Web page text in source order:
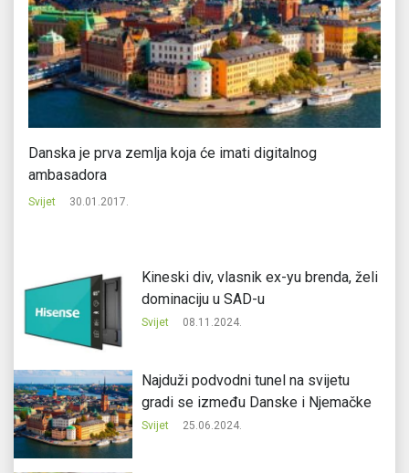
Danska je prva zemlja koja će imati digitalnog
ambasadora
Svijet 30.01.2017.
Kineski div, vlasnik ex-yu brenda, želi
dominaciju u SAD-u
Svijet 08.11.2024.
Najduži podvodni tunel na svijetu
gradi se između Danske i Njemačke
Svijet 25.06.2024.